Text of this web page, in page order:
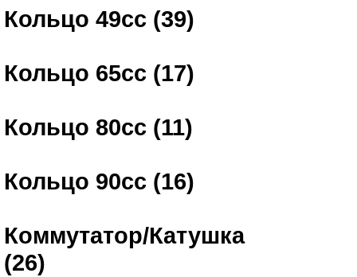
Кольцо 49сс (39)
Кольцо 65сс (17)
Кольцо 80сс (11)
Кольцо 90сс (16)
Коммутатор/Катушка
(26)